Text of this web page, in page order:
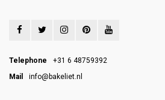
Telephone
+31 6 48759392
Mail
info@bakeliet.nl